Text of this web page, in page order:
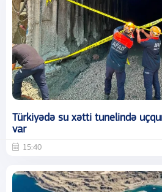
Türkiyədə su xətti tunelində
var
15:40